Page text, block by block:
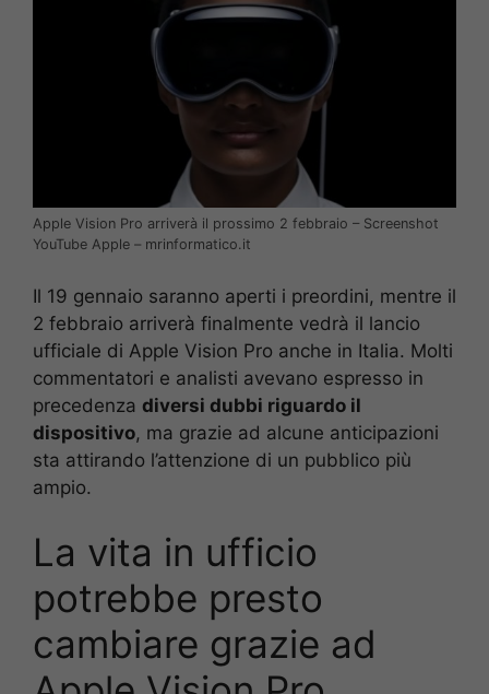
Apple Vision Pro arriverà il prossimo 2 febbraio – Screenshot
YouTube Apple – mrinformatico.it
Il 19 gennaio saranno aperti i preordini, mentre il
2 febbraio arriverà finalmente vedrà il lancio
ufficiale di Apple Vision Pro anche in Italia. Molti
commentatori e analisti avevano espresso in
precedenza diversi dubbi riguardo il
dispositivo, ma grazie ad alcune anticipazioni
sta attirando l’attenzione di un pubblico più
ampio.
La vita in ufficio
potrebbe presto
cambiare grazie ad